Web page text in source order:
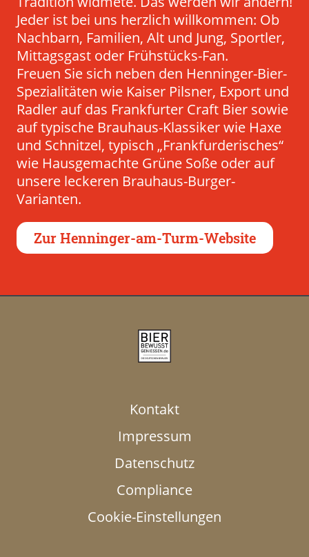
Jeder ist bei uns herzlich willkommen: Ob
Nachbarn, Familien, Alt und Jung, Sportler,
Mittagsgast oder Frühstücks-Fan.
Freuen Sie sich neben den Henninger-Bier-
Spezialitäten wie Kaiser Pilsner, Export und
Radler auf das Frankfurter Craft Bier sowie
auf typische Brauhaus-Klassiker wie Haxe
und Schnitzel, typisch „Frankfurderisches“
wie Hausgemachte Grüne Soße oder auf
unsere leckeren Brauhaus-Burger-
Varianten.
Zur Henninger-am-Turm-Website
Kontakt
Impressum
Datenschutz
Compliance
Cookie-Einstellungen